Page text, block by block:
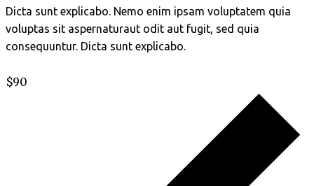
Dicta sunt explicabo. Nemo enim ipsam voluptatem quia
voluptas sit aspernaturaut odit aut fugit, sed quia
consequuntur. Dicta sunt explicabo.
$90